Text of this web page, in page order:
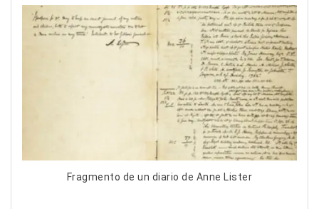
Fragmento de un diario de Anne Lister